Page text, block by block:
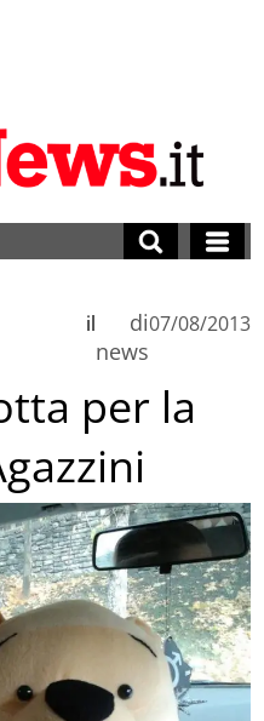
di
news
il 07/08/2013
per la